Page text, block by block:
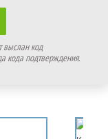
выслан код
кода подтверждения.